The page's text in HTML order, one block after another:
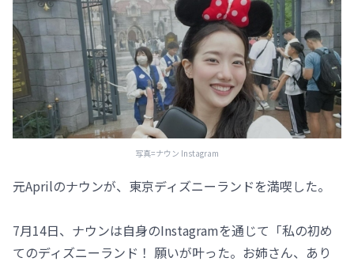
写真=ナウン Instagram
元Aprilのナウンが、東京ディズニーランドを満喫した。
7月14日、ナウンは自身のInstagramを通じて「私の初め
てのディズニーランド！ 願いが叶った。お姉さん、あり